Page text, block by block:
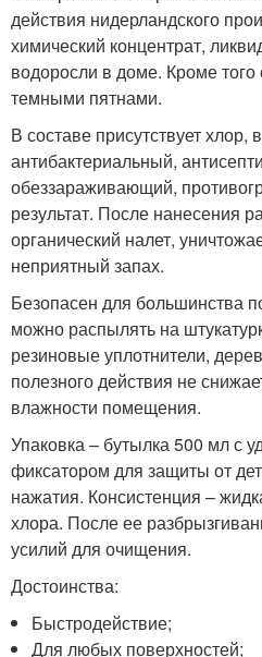
действия нидерландского
химический концентрат,
водоросли в доме. Кроме того
темными пятнами.
В составе присутствует хлор,
антибактериальный,
обеззараживающий,
результат. После нанесения
органический налет,
неприятный запах.
Безопасен для большинства
можно распылять на
резиновые уплотнители,
полезного действия не
влажности помещения.
Упаковка – бутылка 500 мл с
фиксатором для защиты от
нажатия. Консистенция –
хлора. После ее
усилий для очищения.
Достоинства:
Быстродействие;
Для любых поверхностей;